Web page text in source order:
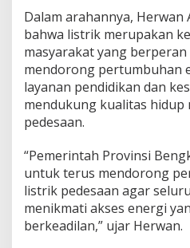
Dalam arahannya,
bahwa listrik merupakan
masyarakat yang
mendorong pertumbuhan
layanan pendidikan dan
mendukung kualitas hidup
pedesaan.
“Pemerintah Provinsi
untuk terus mendorong
listrik pedesaan agar
menikmati akses energi
berkeadilan,” ujar Herwan.